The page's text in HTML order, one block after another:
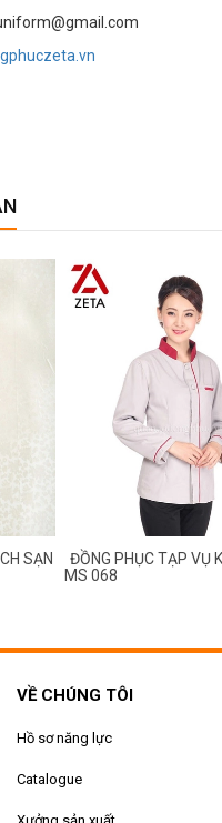
SẠN
ĐỒNG PHỤC TẠP VỤ
MS 068
VỀ CHÚNG TÔI
Hồ sơ năng lực
Catalogue